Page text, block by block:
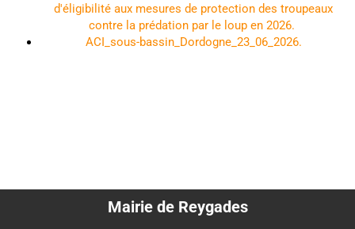
d'éligibilité aux mesures de protection des troupeaux
contre la prédation par le loup en 2026.
ACI_sous-bassin_Dordogne_23_06_2026.
Mairie de Reygades